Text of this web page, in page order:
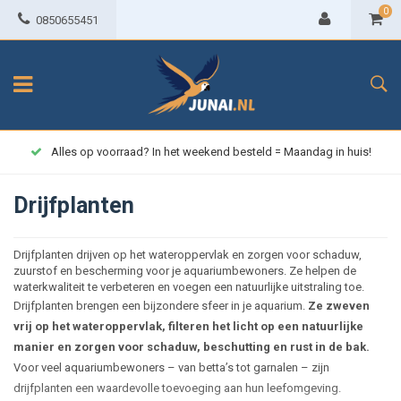
0850655451
0
Alles op voorraad? In het weekend besteld = Maandag in huis!
Drijfplanten
Drijfplanten drijven op het wateroppervlak en zorgen voor schaduw,
zuurstof en bescherming voor je aquariumbewoners. Ze helpen de
waterkwaliteit te verbeteren en voegen een natuurlijke uitstraling toe.
Drijfplanten brengen een bijzondere sfeer in je aquarium. Ze zweven
vrij op het wateroppervlak, filteren het licht op een natuurlijke
manier en zorgen voor schaduw, beschutting en rust in de bak.
Voor veel aquariumbewoners – van betta’s tot garnalen – zijn
drijfplanten een waardevolle toevoeging aan hun leefomgeving.